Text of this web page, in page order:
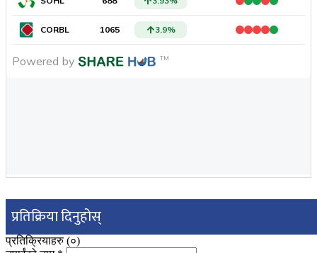
प्रतिक्रिया दिनुहोस्
प्रतिक्रियाहरु (०)